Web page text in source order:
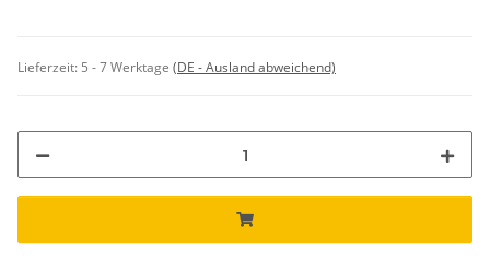
Lieferzeit: 5 - 7 Werktage (DE - Ausland abweichend)